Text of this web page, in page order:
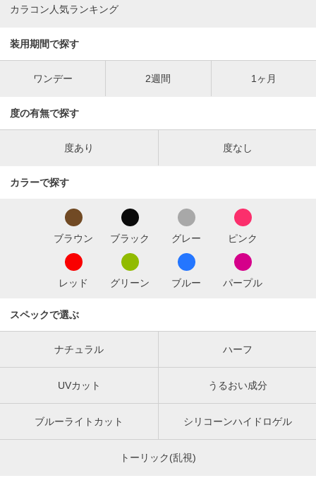
カラコン人気ランキング
装用期間で探す
ワンデー 2週間 1ヶ月
度の有無で探す
度あり 度なし
カラーで探す
ブラウン ブラック グレー ピンク
レッド グリーン ブルー パープル
スペックで選ぶ
ナチュラル ハーフ
UVカット うるおい成分
ブルーライトカット シリコーンハイドロゲル
トーリック(乱視)